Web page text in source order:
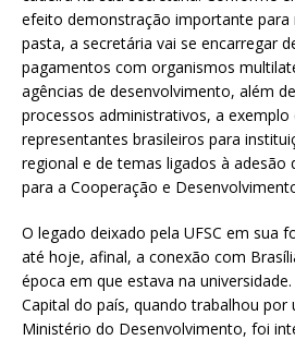
efeito demonstração importante para
pasta, a secretária vai se encarregar
pagamentos com organismos
agências de desenvolvimento, além
processos administrativos, a exemplo
representantes brasileiros para
regional e de temas ligados à adesão
para a Cooperação e
O legado deixado pela UFSC em sua
até hoje, afinal, a conexão com
época em que estava na
Capital do país, quando trabalhou por
Ministério do Desenvolvimento, foi